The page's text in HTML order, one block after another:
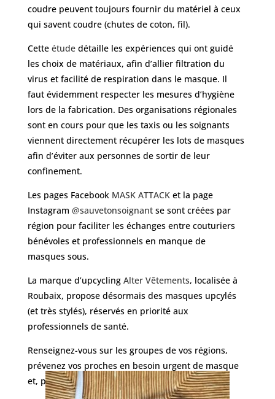
coudre peuvent toujours fournir du matériel à ceux
qui savent coudre (chutes de coton, fil).
Cette étude détaille les expériences qui ont guidé
les choix de matériaux, afin d’allier filtration du
virus et facilité de respiration dans le masque. Il
faut évidemment respecter les mesures d’hygiène
lors de la fabrication. Des organisations régionales
sont en cours pour que les taxis ou les soignants
viennent directement récupérer les lots de masques
afin d’éviter aux personnes de sortir de leur
confinement.
Les pages Facebook MASK ATTACK et la page
Instagram @sauvetonsoignant se sont créées par
région pour faciliter les échanges entre couturiers
bénévoles et professionnels en manque de
masques sous.
La marque d’upcycling Alter Vêtements, localisée à
Roubaix, propose désormais des masques upcylés
(et très stylés), réservés en priorité aux
professionnels de santé.
Renseignez-vous sur les groupes de vos régions,
prévenez vos proches en besoin urgent de masque
et, pour ceux qui le peuvent, à vos machines !